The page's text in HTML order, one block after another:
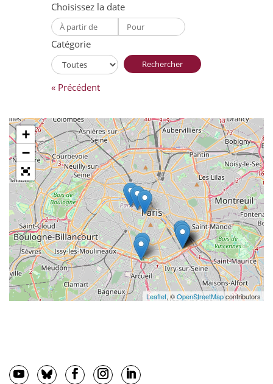
Choisissez la date
Catégorie
Rechercher
« Précédent
+
−
Leaflet , ©OpenStreetMapcontributors